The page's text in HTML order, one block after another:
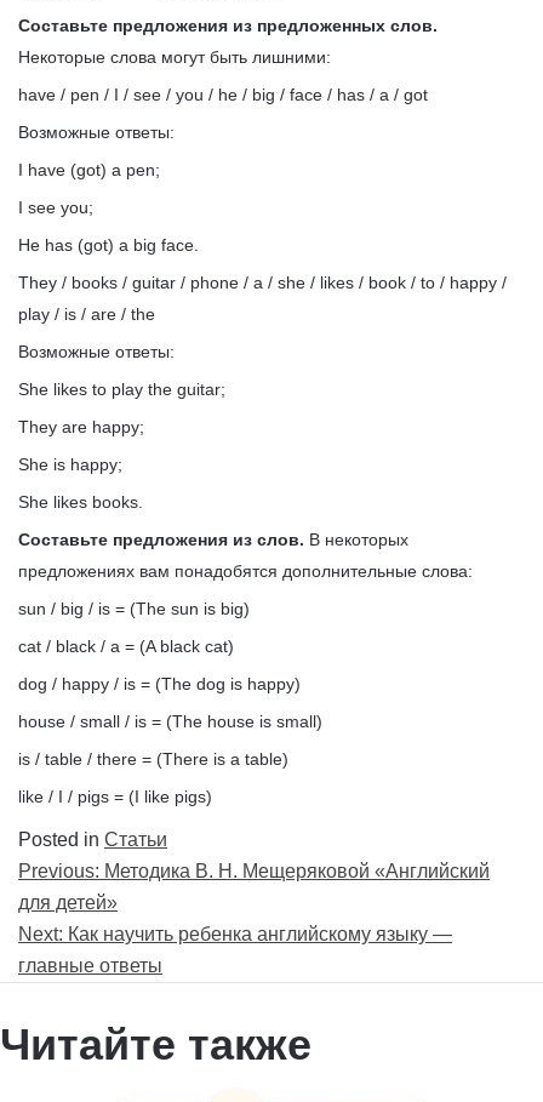
Составьте предложения из предложенных слов.
Некоторые слова могут быть лишними:
have / pen / I / see / you / he / big / face / has / a / got
Возможные ответы:
I have (got) a pen;
I see you;
He has (got) a big face.
They / books / guitar / phone / a / she / likes / book / to / happy /
play / is / are / the
Возможные ответы:
She likes to play the guitar;
They are happy;
She is happy;
She likes books.
Составьте предложения из слов. В некоторых
предложениях вам понадобятся дополнительные слова:
sun / big / is = (The sun is big)
cat / black / a = (A black cat)
dog / happy / is = (The dog is happy)
house / small / is = (The house is small)
is / table / there = (There is a table)
like / I / pigs = (I like pigs)
Posted in Статьи
Навигация
по
записям
Previous: Методика В. Н. Мещеряковой «Английский
для детей»
Next: Как научить ребенка английскому языку —
главные ответы
Читайте также